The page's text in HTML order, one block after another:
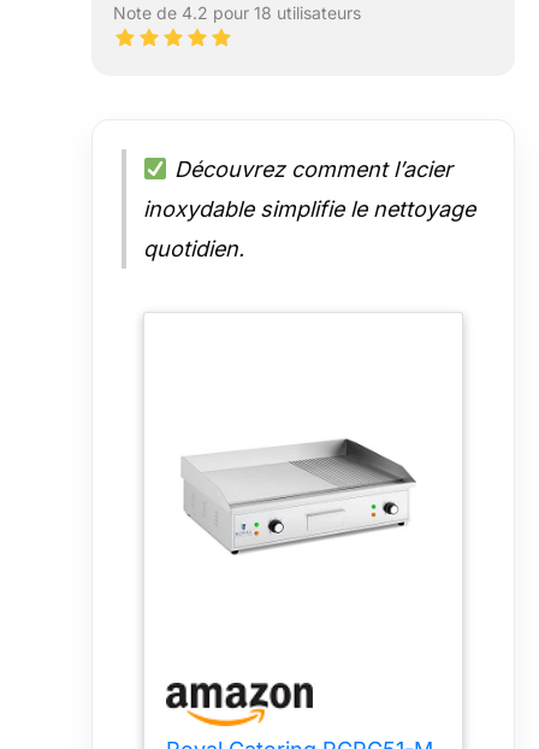
Note de 4.2 pour 18 utilisateurs
Découvrez comment l’acier
inoxydable simplifie le nettoyage
quotidien.